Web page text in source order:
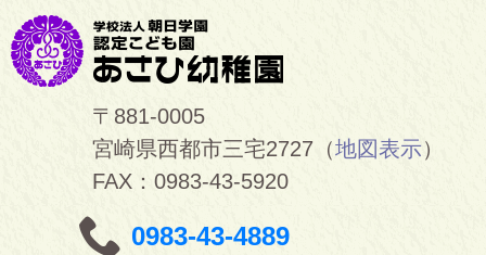
〒881-0005
宮崎県西都市三宅2727（地図表示）
FAX：0983-43-5920
0983-43-4889